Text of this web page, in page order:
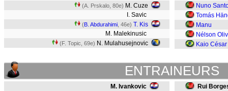
(A. Prskalo, 80e) M. Cuze
I. Savic
(B. Abdurahimi , 46e) T. Kis
M. Malekinusic
(F. Topic, 69e) N. Mulahusejnovic
Nuno
Tomás
Manu
Nélson
Kaio César
ENTRAINEURS
M. Ivankovic Rui